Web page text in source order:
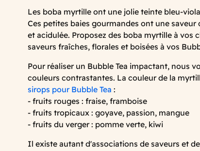
Les boba myrtille ont une jolie teinte bleu-
Ces petites baies gourmandes ont une
et acidulée. Proposez des boba myrtille à vos
saveurs fraîches, florales et boisées à vos
Pour réaliser un Bubble Tea impactant, nous
couleurs contrastantes. La couleur de la
sirops pour Bubble Tea :
- fruits rouges : fraise, framboise
- fruits tropicaux : goyave, passion, mangue
- fruits du verger : pomme verte, kiwi
Il existe autant d'associations de saveurs et